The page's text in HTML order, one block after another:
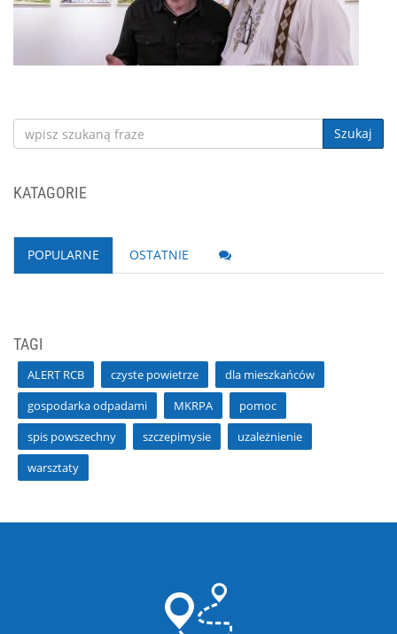
Szukaj
KATAGORIE
POPULARNE OSTATNIE
TAGI
ALERT RCB czyste powietrze
dla mieszkańców
gospodarka odpadami
MKRPA
pomoc
spis powszechny
szczepimysie
uzależnienie
warsztaty